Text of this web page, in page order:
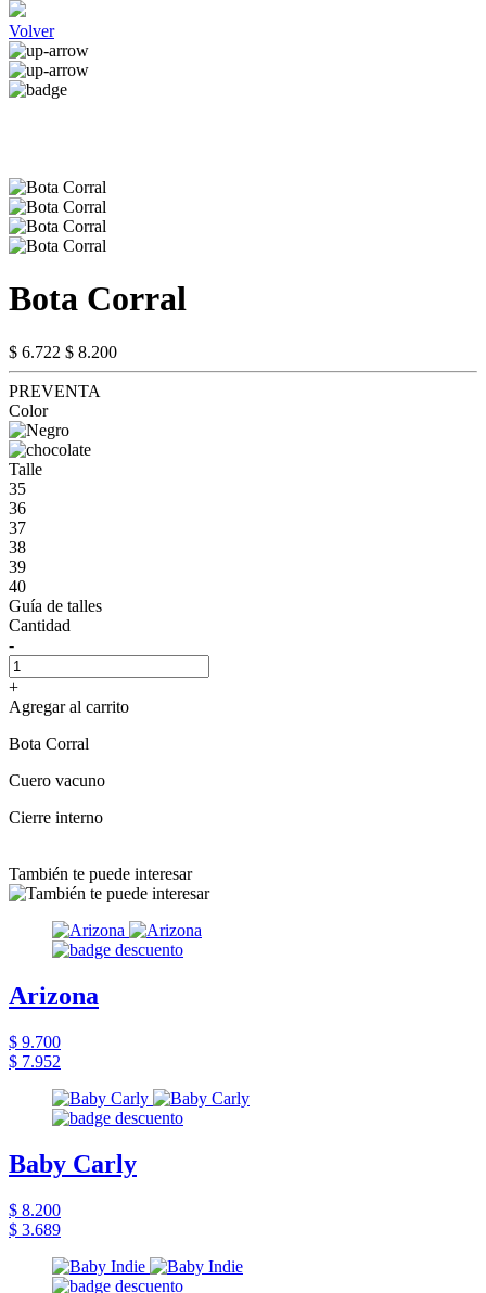
Volver
Bota Corral
$ 6.722 $ 8.200
PREVENTA
Color
Talle
35
36
37
38
39
40
Guía de talles
Cantidad
-
+
Agregar al carrito
Bota Corral
Cuero vacuno
Cierre interno
También te puede interesar
Arizona
$ 9.700
$ 7.952
Baby Carly
$ 8.200
$ 3.689